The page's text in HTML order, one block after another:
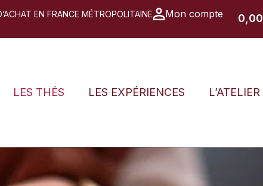
EN FRANCE MÉTROPOLITAINE Mon compte 0,00
LES THÉS LES EXPÉRIENCES L’ATELIER